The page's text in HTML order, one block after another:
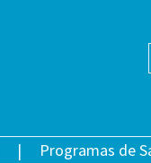
Programas de